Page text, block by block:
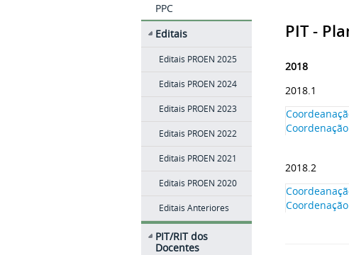
PPC
Editais
Editais PROEN 2025
Editais PROEN 2024
Editais PROEN 2023
Editais PROEN 2022
Editais PROEN 2021
Editais PROEN 2020
Editais Anteriores
PIT/RIT dos
Docentes
PIT -
2018
2018.1
2018.2